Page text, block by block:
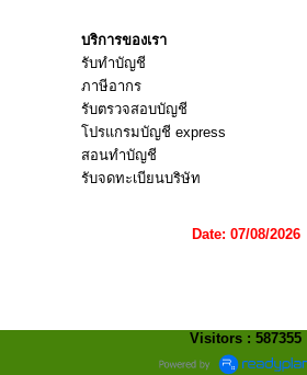
บริการของเรา
รับทำบัญชี
ภาษีอากร
รับตรวจสอบบัญชี
โปรแกรมบัญชี express
สอนทำบัญชี
รับจดทะเบียนบริษัท
Date: 07/08/2026
Visitors : 587355